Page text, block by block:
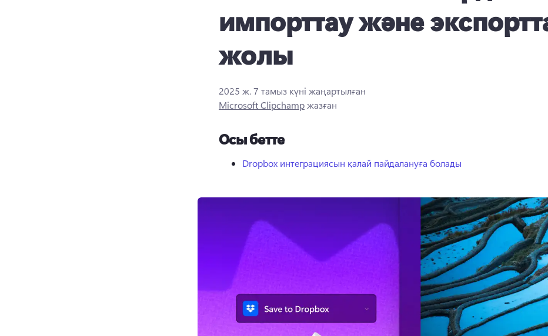
импорттау және
жолы
2025 ж. 7 тамыз күні жаңартылған
Microsoft Clipchampжазған
Осы бетте
Dropbox интеграциясын қалай пайдалануға болады